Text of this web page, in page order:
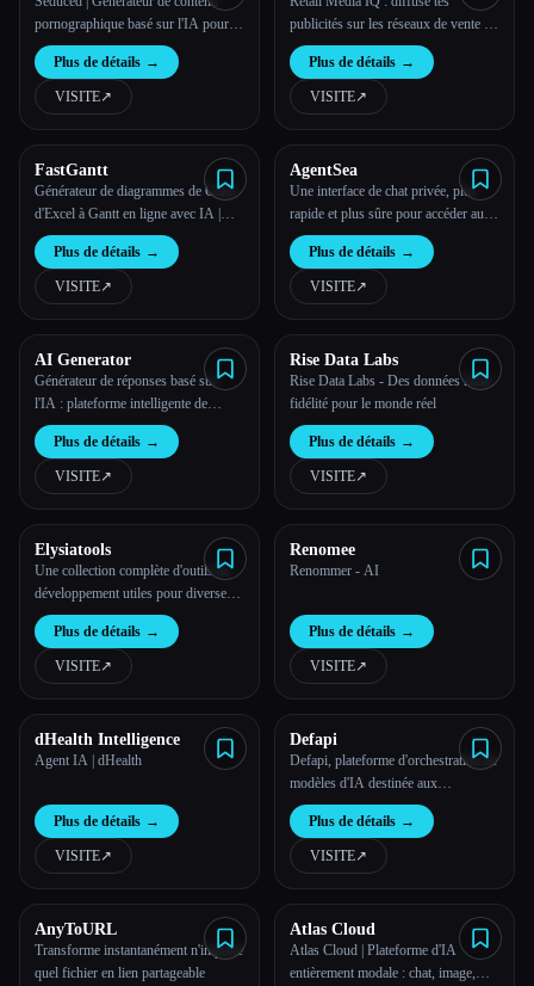
pornographique basé sur l'IA pour
des images et des vidéos
personnalisées
Plus de détails →
VISITE↗︎
publicités sur les réseaux de vente au
détail depuis un seul endroit
Plus de détails →
VISITE↗︎
FastGantt
Générateur de diagrammes de Gantt
d'Excel à Gantt en ligne avec IA |
FastGantt
Plus de détails →
VISITE↗︎
AgentSea
Une interface de chat privée, plus
rapide et plus sûre pour accéder aux
derniers modèles d'IA.
Plus de détails →
VISITE↗︎
AI Generator
Générateur de réponses basé sur
l'IA : plateforme intelligente de
questions-réponses
Plus de détails →
VISITE↗︎
Rise Data Labs
Rise Data Labs - Des données haute
fidélité pour le monde réel
Plus de détails →
VISITE↗︎
Elysiatools
Une collection complète d'outils de
développement utiles pour diverses
tâches de programmation et de
développement.
Plus de détails →
VISITE↗︎
Renomee
Renommer - AI
Plus de détails →
VISITE↗︎
dHealth Intelligence
Agent IA | dHealth
Plus de détails →
VISITE↗︎
Defapi
Defapi, plateforme d'orchestration de
modèles d'IA destinée aux
entreprises
Plus de détails →
VISITE↗︎
AnyToURL
Transforme instantanément n'importe
quel fichier en lien partageable
Atlas Cloud
Atlas Cloud | Plateforme d'IA
entièrement modale : chat, image,